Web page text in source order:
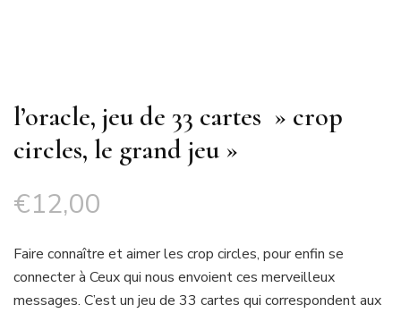
l’oracle, jeu de 33 cartes » crop
circles, le grand jeu »
€12,00
Faire connaître et aimer les crop circles, pour enfin se
connecter à Ceux qui nous envoient ces merveilleux
messages. C’est un jeu de 33 cartes qui correspondent aux